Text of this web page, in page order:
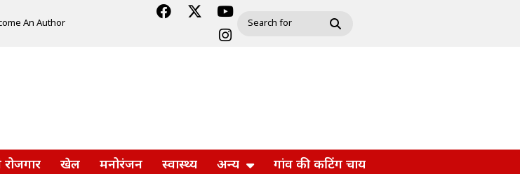
An Author
रोजगार खेल मनोरंजन स्वास्थ्य अन्य गांव की कटिंग चाय